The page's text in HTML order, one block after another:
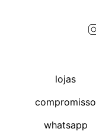
lojas
compromisso
whatsapp